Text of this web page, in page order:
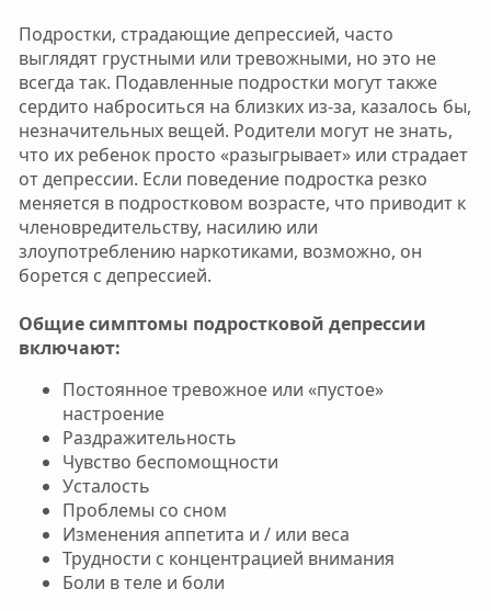
Подростки, страдающие депрессией, часто
выглядят грустными или тревожными, но это не
всегда так. Подавленные подростки могут также
сердито наброситься на близких из-за, казалось бы,
незначительных вещей. Родители могут не знать,
что их ребенок просто «разыгрывает» или страдает
от депрессии. Если поведение подростка резко
меняется в подростковом возрасте, что приводит к
членовредительству, насилию или
злоупотреблению наркотиками, возможно, он
борется с депрессией.
Общие симптомы подростковой депрессии
включают:
Постоянное тревожное или «пустое»
настроение
Раздражительность
Чувство беспомощности
Усталость
Проблемы со сном
Изменения аппетита и / или веса
Трудности с концентрацией внимания
Боли в теле и боли